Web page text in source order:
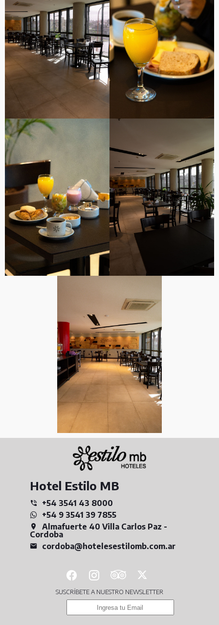
Hotel Estilo MB
+54 3541 43 8000
+54 9 3541 39 7855
Almafuerte 40 Villa Carlos Paz -
Cordoba
cordoba@hotelesestilomb.com.ar
SUSCRÍBETE A NUESTRO NEWSLETTER